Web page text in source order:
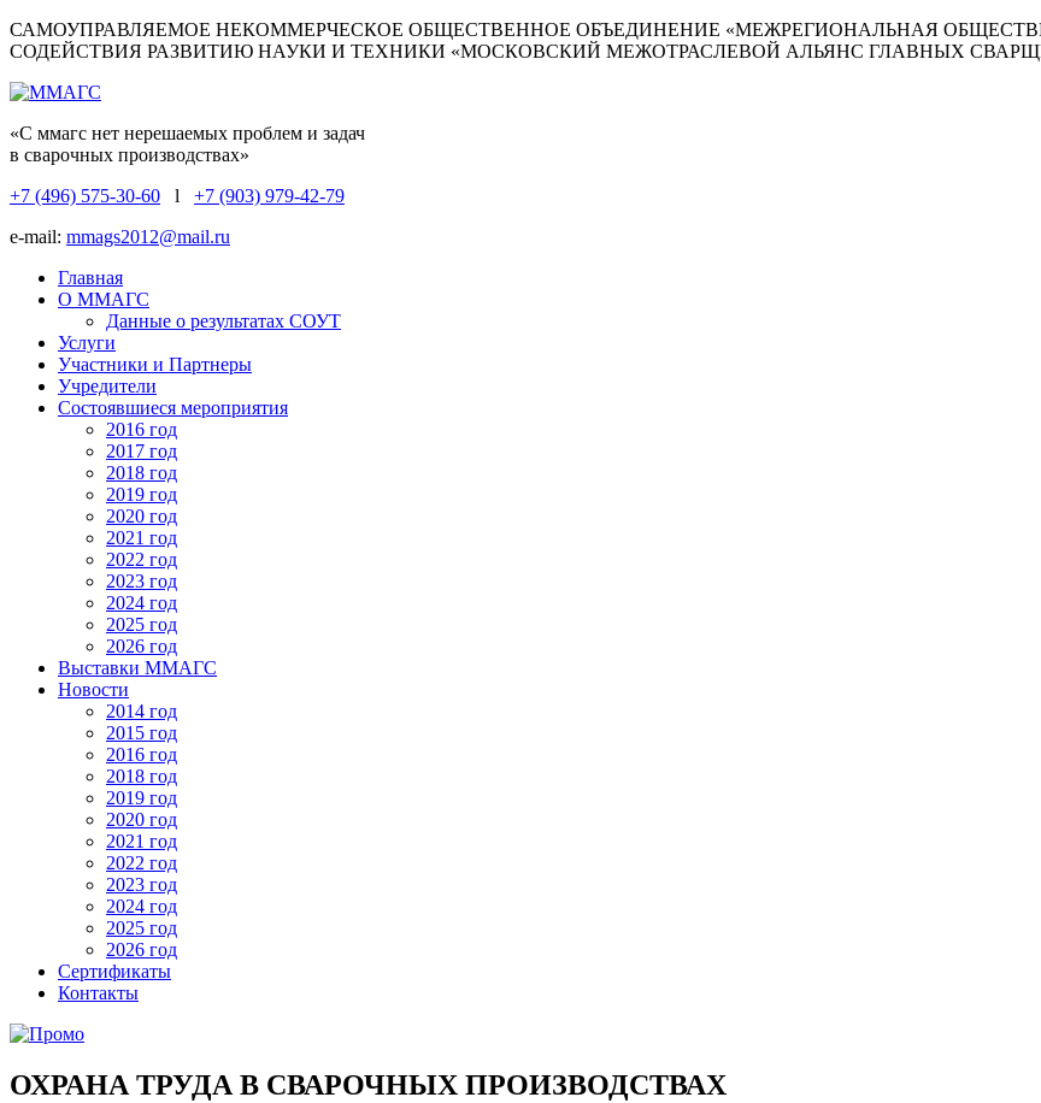
САМОУПРАВЛЯЕМОЕ НЕКОММЕРЧЕСКОЕ ОБЩЕСТВЕННОЕ ОБЪЕДИНЕНИЕ «МЕЖРЕГИОНАЛЬНАЯ
СОДЕЙСТВИЯ РАЗВИТИЮ НАУКИ И ТЕХНИКИ «МОСКОВСКИЙ МЕЖОТРАСЛЕВОЙ АЛЬЯНС ГЛАВНЫХ
«С ммагс нет нерешаемых проблем и задач
в сварочных производствах»
+7 (496) 575-30-60 l +7 (903) 979-42-79
e-mail: mmags2012@mail.ru
Главная
О ММАГС
Данные о результатах СОУТ
Услуги
Участники и Партнеры
Учредители
Состоявшиеся мероприятия
2016 год
2017 год
2018 год
2019 год
2020 год
2021 год
2022 год
2023 год
2024 год
2025 год
2026 год
Выставки ММАГС
Новости
2014 год
2015 год
2016 год
2018 год
2019 год
2020 год
2021 год
2022 год
2023 год
2024 год
2025 год
2026 год
Сертификаты
Контакты
ОХРАНА ТРУДА В СВАРОЧНЫХ ПРОИЗВОДСТВАХ